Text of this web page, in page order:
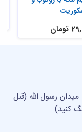
رسول الله (قبل
کنید)